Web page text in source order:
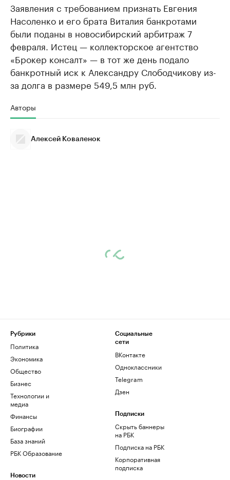
Заявления с требованием признать Евгения
Насоленко и его брата Виталия банкротами
были поданы в новосибирский арбитраж 7
февраля. Истец — коллекторское агентство
«Брокер консалт» — в тот же день подало
банкротный иск к Александру Слободчикову из-
за долга в размере 549,5 млн руб.
Авторы
Алексей Коваленок
Рубрики
Политика
Экономика
Общество
Бизнес
Технологии и
медиа
Финансы
Биографии
База знаний
РБК Образование
Новости
Социальные
сети
ВКонтакте
Одноклассники
Telegram
Дзен
Подписки
Скрыть баннеры
на РБК
Подписка на РБК
Корпоративная
подписка